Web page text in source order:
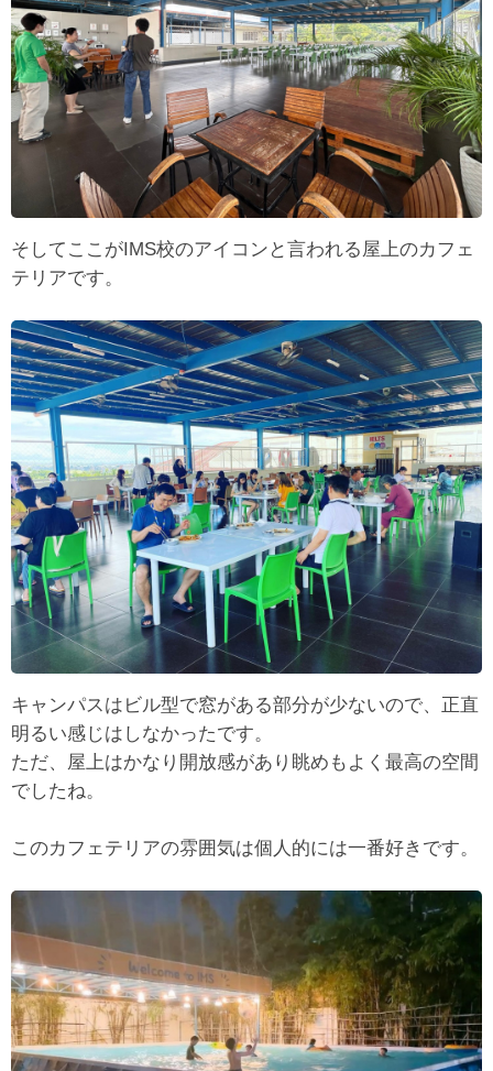
そしてここがIMS校のアイコンと言われる屋上のカフェ
テリアです。
キャンパスはビル型で窓がある部分が少ないので、正直
明るい感じはしなかったです。
ただ、屋上はかなり開放感があり眺めもよく最高の空間
でしたね。
このカフェテリアの雰囲気は個人的には一番好きです。